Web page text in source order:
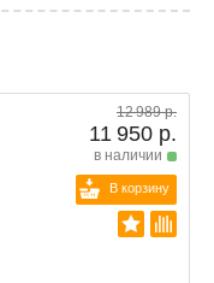
12 989 р.
11 950 р.
в наличии
В корзину